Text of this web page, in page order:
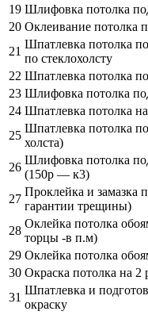
19 Шлифовка потолка
20 Оклеивание потолка
21
Шпатлевка потолка
по стеклохолсту
22 Шпатлевка потолка
23 Шлифовка потолка
24 Шпатлевка потолка
25
Шпатлевка потолка
холста)
26
Шлифовка потолка
(150р — к3)
27
Проклейка и замазка
гарантии трещины)
28
Оклейка потолка
торцы -в п.м)
29 Оклейка потолка
30 Окраска потолка на 2
31
Шпатлевка и
окраску